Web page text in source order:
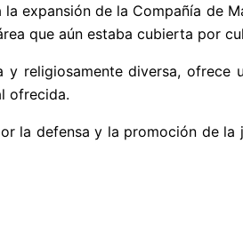
la expansión de la Compañía de
que aún estaba cubierta por
y religiosamente diversa,ofrece
ofrecida.
la defensa y la promoción de la